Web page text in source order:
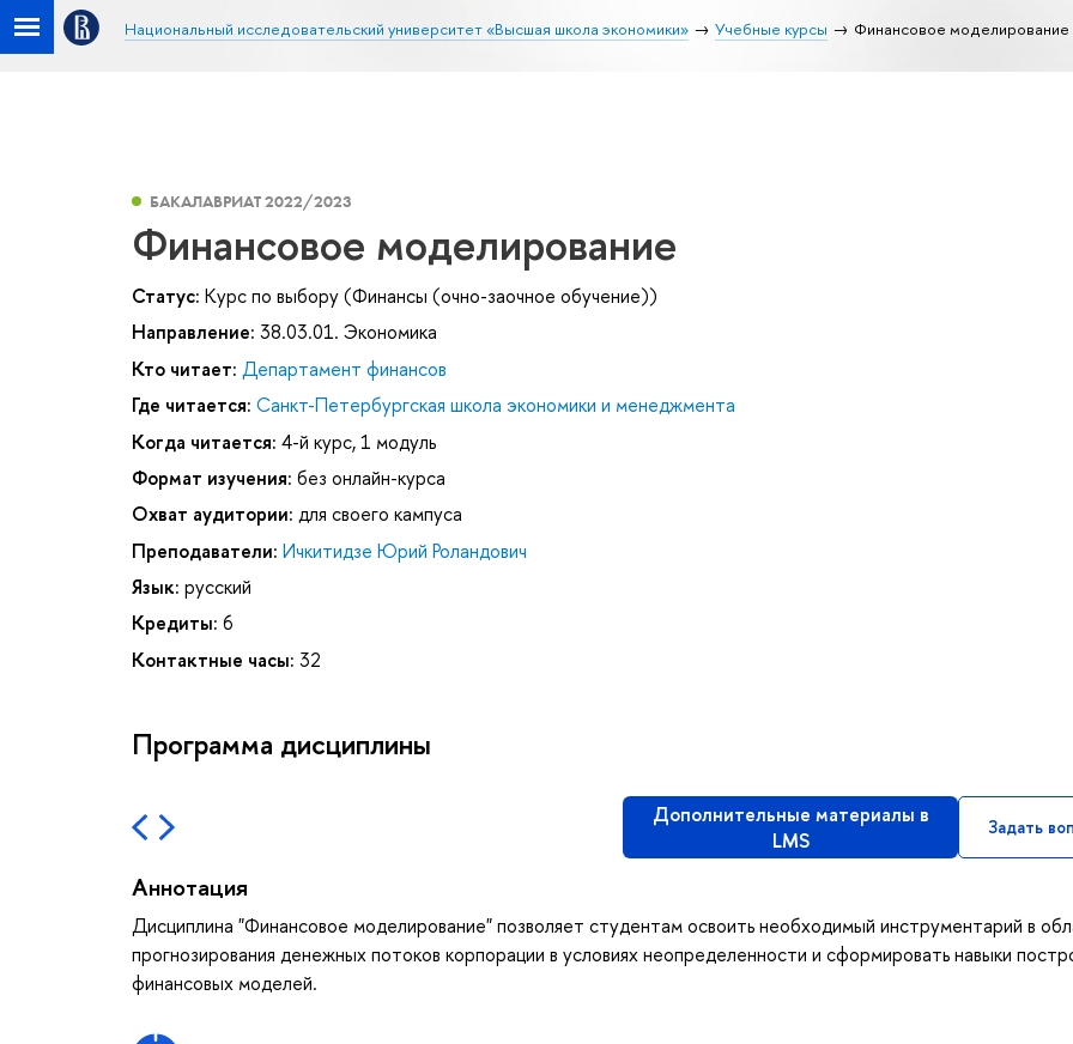
Национальный исследовательский университет «Высшая школа экономики» Учебные курсы Финансовое моделирование
БАКАЛАВРИАТ 2022/2023
Финансовое моделирование
Статус: Курс по выбору (Финансы (очно-заочное обучение))
Направление: 38.03.01. Экономика
Кто читает: Департамент финансов
Где читается: Санкт-Петербургская школа экономики и менеджмента
Когда читается: 4-й курс, 1 модуль
Формат изучения: без онлайн-курса
Охват аудитории: для своего кампуса
Преподаватели: Ичкитидзе Юрий Роландович
Язык: русский
Кредиты: 6
Контактные часы: 32
Программа дисциплины
Дополнительные материалы в
LMS
Задать
Аннотация
Дисциплина "Финансовое моделирование" позволяет студентам освоить необходимый инструментарий в
прогнозирования денежных потоков корпорации в условиях неопределенности и сформировать навыки
финансовых моделей.